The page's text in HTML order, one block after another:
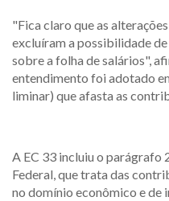
"Fica claro que as
excluíram a possibilidade
sobre a folha de salários",
entendimento foi adotado
liminar) que afasta as
A EC 33 incluiu o parágrafo
Federal, que trata das
no domínio econômico e de